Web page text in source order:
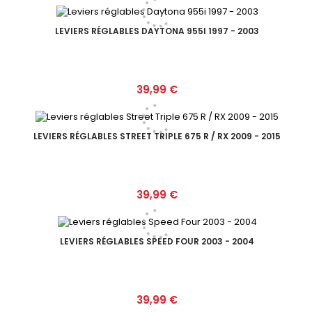
LEVIERS RÉGLABLES DAYTONA 955I 1997 - 2003
Prix
39,99 €
LEVIERS RÉGLABLES STREET TRIPLE 675 R / RX 2009 - 2015
Prix
39,99 €
LEVIERS RÉGLABLES SPEED FOUR 2003 - 2004
Prix
39,99 €